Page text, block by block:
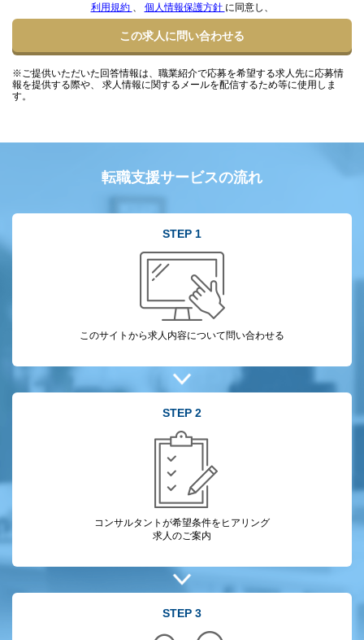
利用規約 、 個人情報保護方針 に同意し、
この求人に問い合わせる
※ご提供いただいた回答情報は、職業紹介で応募を希望する求人先に応募情
報を提供する際や、 求人情報に関するメールを配信するため等に使用しま
す。
転職支援サービスの流れ
STEP 1
このサイトから求人内容について問い合わせる
STEP 2
コンサルタントが希望条件をヒアリング
求人のご案内
STEP 3